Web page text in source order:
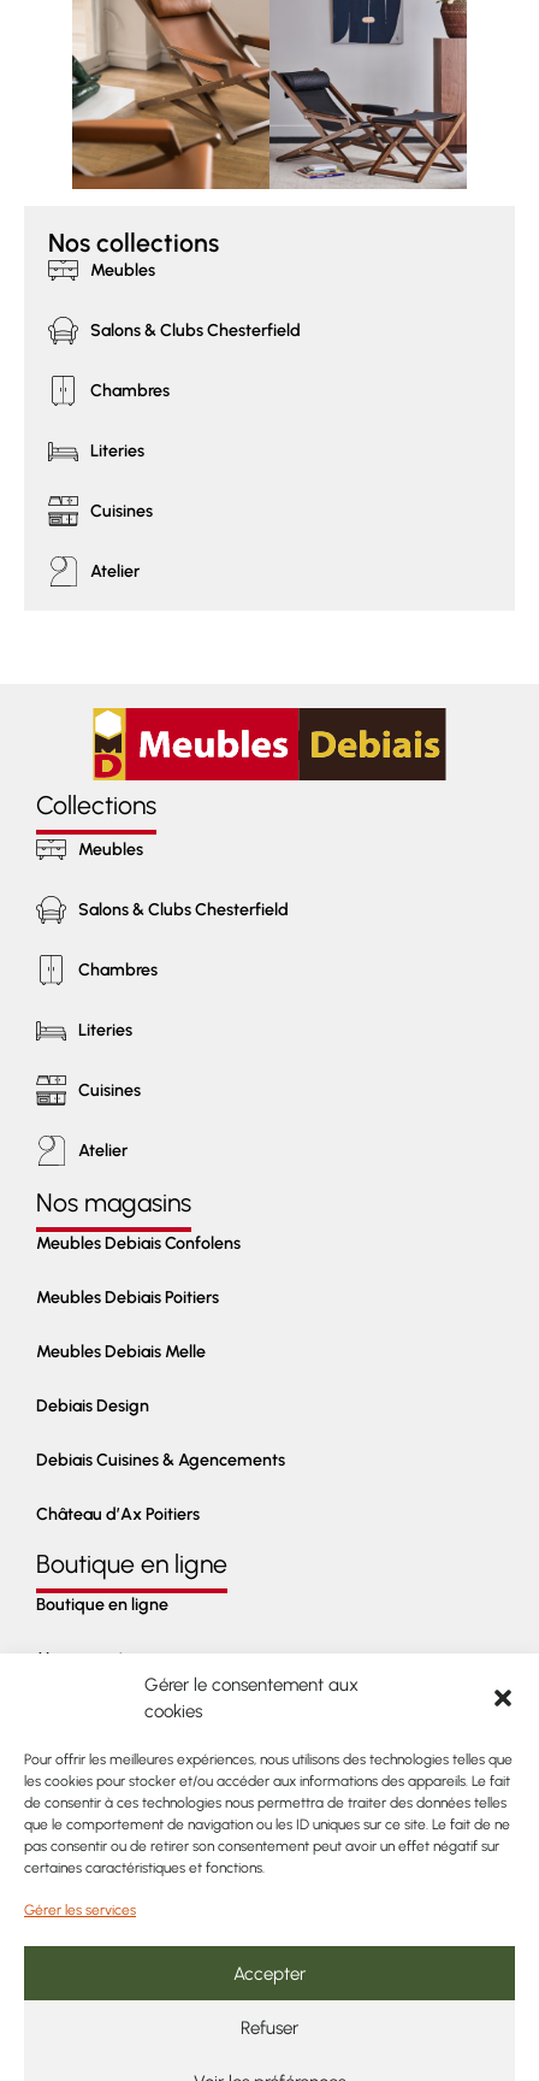
Gérer le consentement aux
cookies
Pour offrir les meilleures expériences, nous utilisons des technologies telles que
les cookies pour stocker et/ou accéder aux informations des appareils. Le fait
de consentir à ces technologies nous permettra de traiter des données telles
que le comportement de navigation ou les ID uniques sur ce site. Le fait de ne
pas consentir ou de retirer son consentement peut avoir un effet négatif sur
certaines caractéristiques et fonctions.
Gérer les services
Accepter
Refuser
Nos collections
Meubles
Salons & Clubs Chesterfield
Chambres
Literies
Cuisines
Atelier
Collections
Meubles
Salons & Clubs Chesterfield
Chambres
Literies
Cuisines
Atelier
Nos magasins
Meubles Debiais Confolens
Meubles Debiais Poitiers
Meubles Debiais Melle
Debiais Design
Debiais Cuisines & Agencements
Château d’Ax Poitiers
Boutique en ligne
Boutique en ligne
Mon compte
Liste de souhait
Légal
Mentions Légales
Conditions générales de vente
Politique de cookies (RGPD)
Payement sécurisé par carte bancaire